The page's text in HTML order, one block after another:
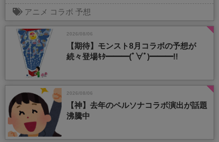
アニメ コラボ 予想
2026/08/06
【期待】モンスト8月コラボの予想が
続々登場ｷﾀ━━━(ﾟ∀ﾟ)━━━!!
2026/08/06
【神】去年のペルソナコラボ演出が話題
沸騰中